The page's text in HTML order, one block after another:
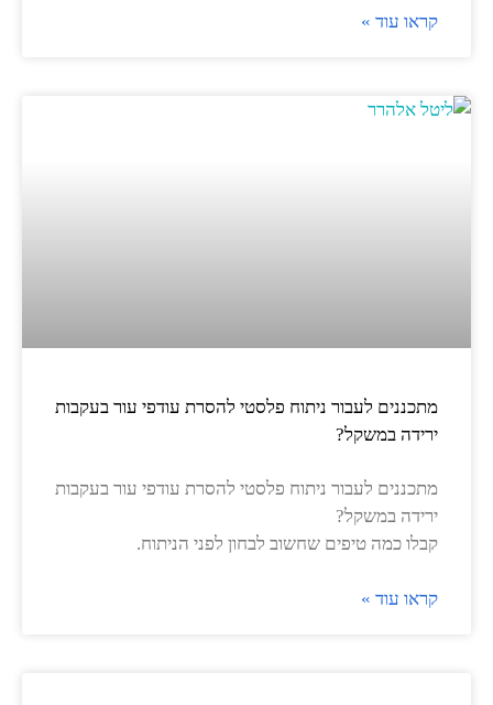
קראו עוד »
מתכננים לעבור ניתוח פלסטי להסרת עודפי עור בעקבות
ירידה במשקל?
מתכננים לעבור ניתוח פלסטי להסרת עודפי עור בעקבות
ירידה במשקל?
קבלו כמה טיפים שחשוב לבחון לפני הניתוח.
קראו עוד »